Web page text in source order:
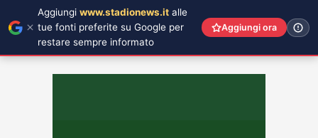
Aggiungi www.stadionews.it alle
tue fonti preferite su Google per
restare sempre informato
Aggiungi ora